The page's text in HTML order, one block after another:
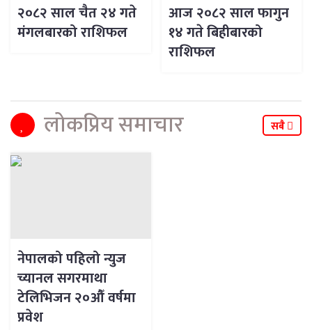
२०८२ साल चैत २४ गते
मंगलबारको राशिफल
आज २०८२ साल फागुन
१४ गते बिहीबारको
राशिफल
लोकप्रिय समाचार सबै
नेपालको पहिलो न्युज
च्यानल सगरमाथा
टेलिभिजन २०औँ वर्षमा
प्रवेश